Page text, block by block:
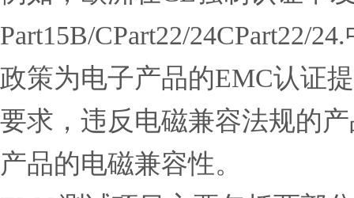
Part15B/CPart22/24CPart22/24.
政策为电子产品的EMC认证
要求 ， 违反 电磁兼容法规的
产品的电磁兼容性。